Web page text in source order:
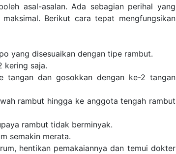
asal-asalan. Ada sebagian perihal yang
Berikut cara tepat mengfungsikan
yang disesuaikan dengan tipe rambut.
kering saja.
tangan dan gosokkan dengan ke-2 tangan
rambut hingga ke anggota tengah rambut
rambut tidak berminyak.
semakin merata.
hentikan pemakaiannya dan temui dokter